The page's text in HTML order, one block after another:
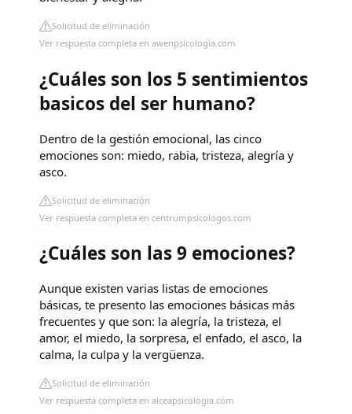
Solicitud de eliminación
Ver respuesta completa en awenpsicologia.com
¿Cuáles son los 5 sentimientos
basicos del ser humano?
Dentro de la gestión emocional, las cinco
emociones son: miedo, rabia, tristeza, alegría y
asco.
Solicitud de eliminación
Ver respuesta completa en centrumpsicologos.com
¿Cuáles son las 9 emociones?
Aunque existen varias listas de emociones
básicas, te presento las emociones básicas más
frecuentes y que son: la alegría, la tristeza, el
amor, el miedo, la sorpresa, el enfado, el asco, la
calma, la culpa y la vergüenza.
Solicitud de eliminación
Ver respuesta completa en alceapsicologia.com